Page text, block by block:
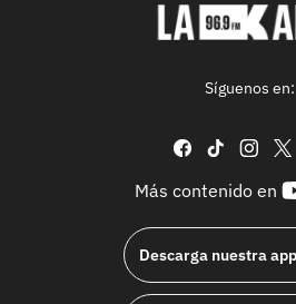
Síguenos en:
facebook
tiktok
Más contenido en
Descarga nuestra